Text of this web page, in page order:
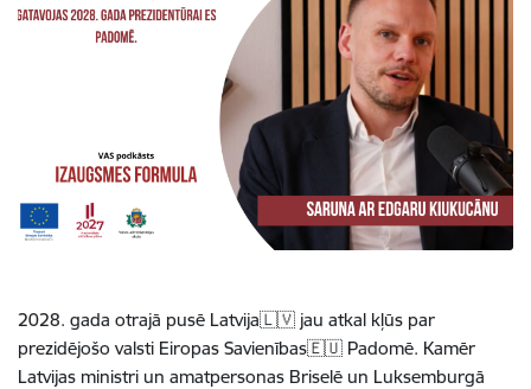
2028. gada otrajā pusē Latvija🇱🇻 jau atkal kļūs par
prezidējošo valsti Eiropas Savienības🇪🇺 Padomē. Kamēr
Latvijas ministri un amatpersonas Briselē un Luksemburgā